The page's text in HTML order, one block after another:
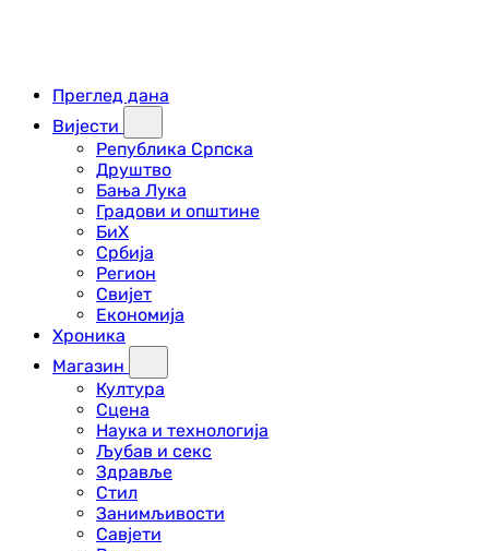
Преглед дана
Вијести
Република Српска
Друштво
Бања Лука
Градови и општине
БиХ
Србија
Регион
Свијет
Економија
Хроника
Магазин
Култура
Сцена
Наука и технологија
Љубав и секс
Здравље
Стил
Занимљивости
Савјети